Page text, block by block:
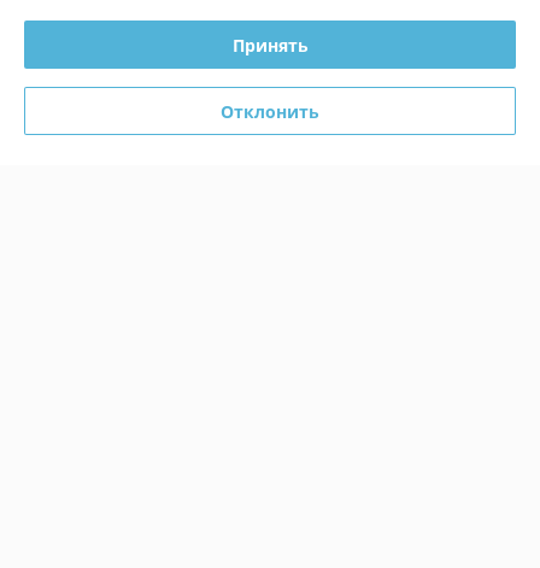
Сделка подтверждена через корзину
Принять
Отклонить